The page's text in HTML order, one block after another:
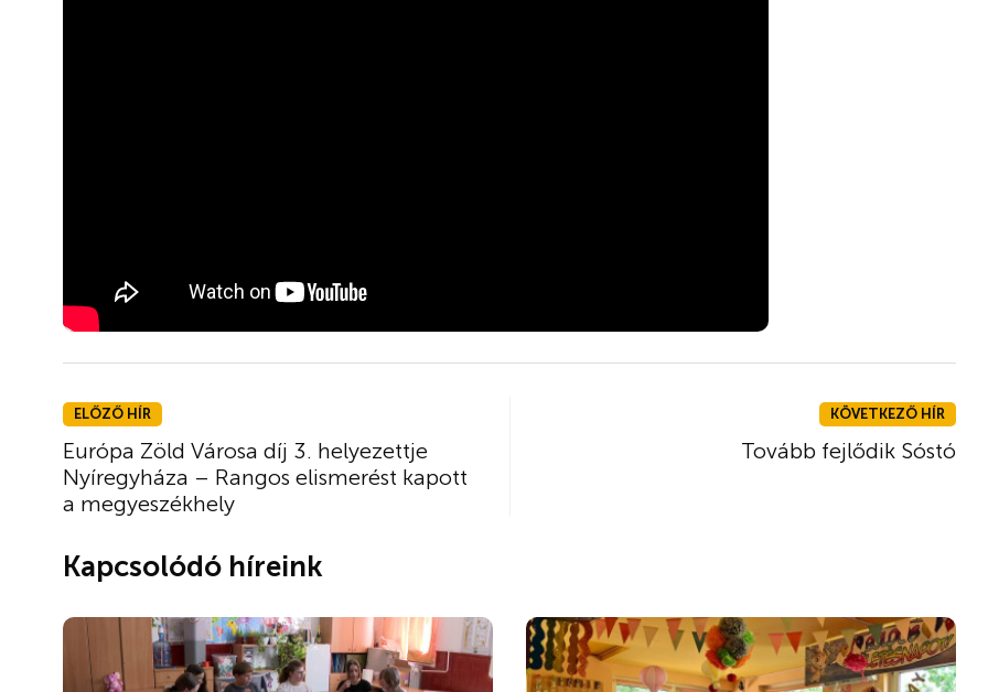
ELŐZŐ HÍR
Európa Zöld Városa díj 3. helyezettje
Nyíregyháza – Rangos elismerést kapott
a megyeszékhely
KÖVETKEZŐ HÍR
Tovább fejlődik Sóstó
Kapcsolódó híreink